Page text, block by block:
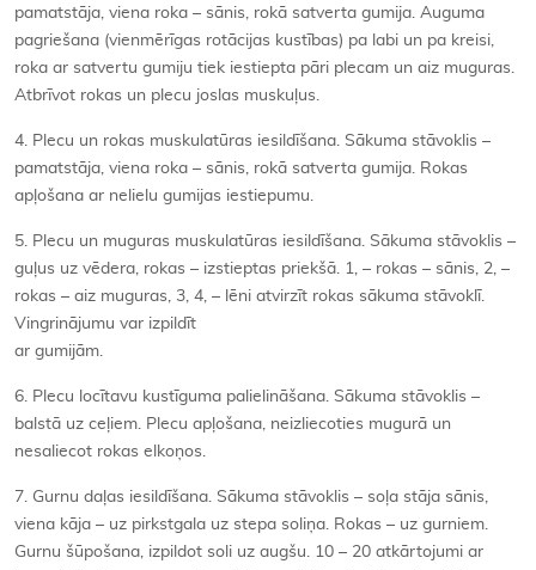
pamatstāja, viena roka – sānis, rokā satverta gumija. Auguma
pagriešana (vienmērīgas rotācijas kustības) pa labi un pa kreisi,
roka ar satvertu gumiju tiek iestiepta pāri plecam un aiz muguras.
Atbrīvot rokas un plecu joslas muskuļus.
4. Plecu un rokas muskulatūras iesildīšana. Sākuma stāvoklis –
pamatstāja, viena roka – sānis, rokā satverta gumija. Rokas
apļošana ar nelielu gumijas iestiepumu.
5. Plecu un muguras muskulatūras iesildīšana. Sākuma stāvoklis –
guļus uz vēdera, rokas – izstieptas priekšā. 1, – rokas – sānis, 2, –
rokas – aiz muguras, 3, 4, – lēni atvirzīt rokas sākuma stāvoklī.
Vingrinājumu var izpildīt
ar gumijām.
6. Plecu locītavu kustīguma palielināšana. Sākuma stāvoklis –
balstā uz ceļiem. Plecu apļošana, neizliecoties mugurā un
nesaliecot rokas elkoņos.
7. Gurnu daļas iesildīšana. Sākuma stāvoklis – soļa stāja sānis,
viena kāja – uz pirkstgala uz stepa soliņa. Rokas – uz gurniem.
Gurnu šūpošana, izpildot soli uz augšu. 10 – 20 atkārtojumi ar